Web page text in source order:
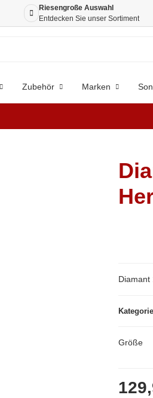
Riesengroße Auswahl
Entdecken Sie unser Sortiment
Zubehör Marken
Kategorie
Diamant
Größe